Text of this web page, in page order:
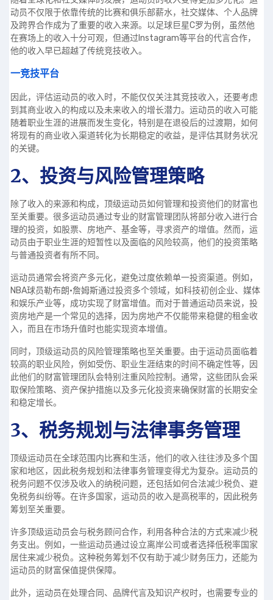
动员不仅限于依靠传统的比赛和俱乐部薪水，社交媒体、个人品牌
及跨界合作成为了重要的收入来源。以足球巨星C罗为例，虽然他
在赛场上的收入十分可观，但通过Instagram等平台的代言合作，
他的收入早已超越了传统竞技收入。
一竞技平台
因此，评估运动员的收入时，不能仅仅关注其竞技收入，还要考虑
到其商业收入的构成以及未来收入的增长潜力。运动员的收入可能
随着职业生涯的进展而发生变化，特别是在退役后的过渡期，如何
将现有的商业收入渠道转化为长期稳定的收益，是评估其财务状况
的关键。
2、投资与风险管理策略
除了收入的来源和构成，顶级运动员如何管理和投资他们的财富也
至关重要。很多运动员通过专业的财富管理团队将部分收入进行合
理的投资，如股票、房地产、基金等，寻求资产的增值。然而，运
动员由于职业生涯的短暂性以及面临的风险较高，他们的投资策略
与普通投资者有所不同。
运动员通常会将资产多元化，避免过度依赖单一投资渠道。例如，
NBA球员勒布朗·詹姆斯通过投资多个领域，如科技初创企业、媒体
和娱乐产业等，成功实现了财富增值。而对于普通运动员来说，投
资房地产是一个常见的选择，因为房地产不仅能带来稳健的租金收
入，而且在市场升值时也能实现资本增值。
同时，顶级运动员的风险管理策略也至关重要。由于运动员面临着
较高的职业风险，例如受伤、职业生涯结束的时间不确定性等，因
此他们的财富管理团队会特别注重风险控制。通常，这些团队会采
取保险策略、资产保护措施以及多元化投资来确保财富的长期安全
和稳定增长。
3、税务规划与法律事务管理
顶级运动员在全球范围内比赛和生活，他们的收入往往涉及多个国
家和地区，因此税务规划和法律事务管理变得尤为复杂。运动员的
税务问题不仅涉及收入的纳税问题，还包括如何合法减少税负、避
免税务纠纷等。在许多国家，运动员的收入是高税率的，因此税务
筹划至关重要。
许多顶级运动员会与税务顾问合作，利用各种合法的方式来减少税
务支出。例如，一些运动员通过设立离岸公司或者选择低税率国家
居住来减少税负。这种税务筹划不仅有助于减少财务压力，还能为
运动员的财富保值提供保障。
此外，运动员在处理合同、品牌代言及知识产权时，也需要专业的